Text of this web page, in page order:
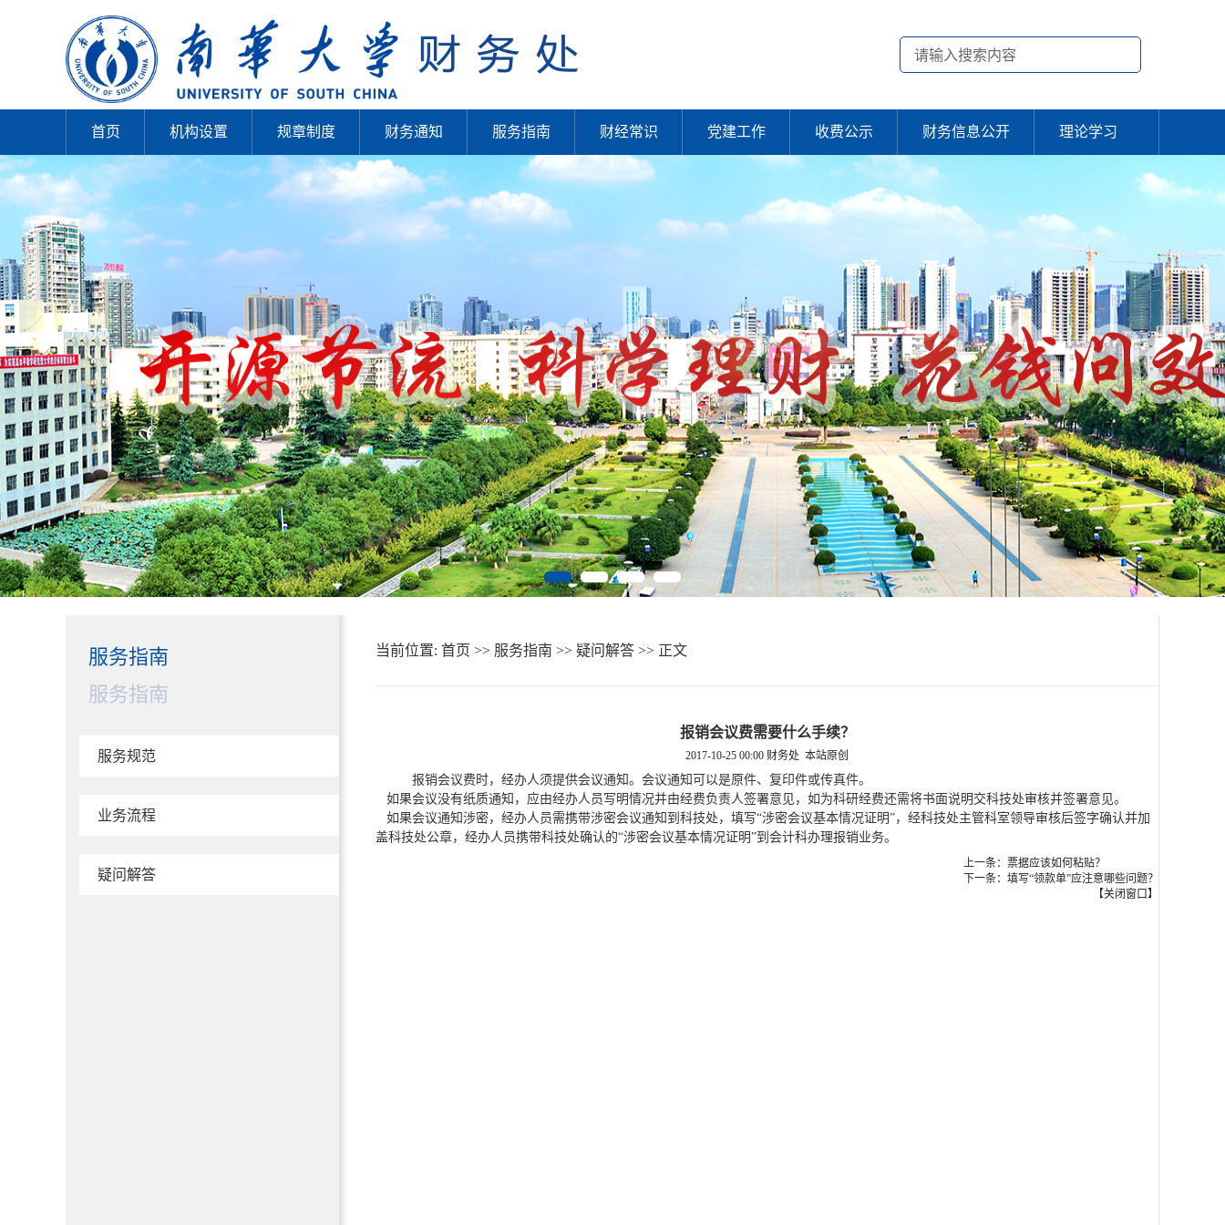
首页 机构设置 规章制度 财务通知 服务指南 财经常识 党建工作 收费公示 财务信息公开 理论学习
服务指南
服务指南
服务规范
业务流程
疑问解答
当前位置: 首页 >> 服务指南 >> 疑问解答 >> 正文
报销会议费需要什么手续？
2017-10-25 00:00 财务处 本站原创
报销会议费时，经办人须提供会议通知。会议通知可以是原件、复印件或传真件。
如果会议没有纸质通知，应由经办人员写明情况并由经费负责人签署意见，如为科研经费还需将书面说明交科技处审核并签署意见。
如果会议通知涉密，经办人员需携带涉密会议通知到科技处，填写“涉密会议基本情况证明”，经科技处主管科室领导审核后签字确认并加
盖科技处公章，经办人员携带科技处确认的“涉密会议基本情况证明”到会计科办理报销业务。
上一条：票据应该如何粘贴？
下一条：填写“领款单”应注意哪些问题？
【关闭窗口】